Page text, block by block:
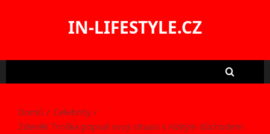
IN-LIFESTYLE.CZ
Domů
Celebrity
Zdeněk Troška popsal svoji situaci s nízkým důchodem.